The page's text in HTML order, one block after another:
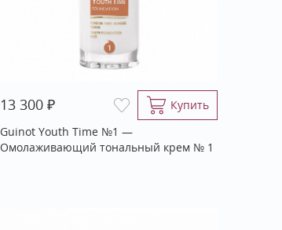
13 300₽
Купить
Guinot Youth Time №1 —
Омолаживающий тональный крем № 1